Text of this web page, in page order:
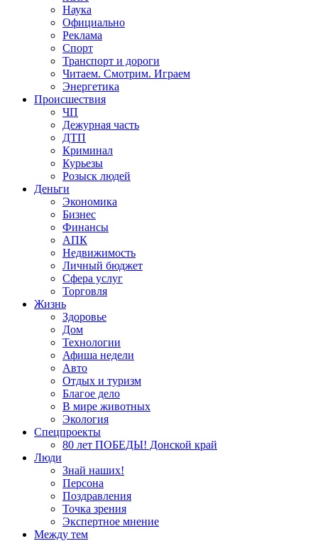
Наука
Официально
Реклама
Спорт
Транспорт и дороги
Читаем. Смотрим. Играем
Энергетика
Происшествия
ЧП
Дежурная часть
ДТП
Криминал
Курьезы
Розыск людей
Деньги
Экономика
Бизнес
Финансы
АПК
Недвижимость
Личный бюджет
Сфера услуг
Торговля
Жизнь
Здоровье
Дом
Технологии
Афиша недели
Авто
Отдых и туризм
Благое дело
В мире животных
Экология
Спецпроекты
80 лет ПОБЕДЫ! Донской край
Люди
Знай наших!
Персона
Поздравления
Точка зрения
Экспертное мнение
Между тем